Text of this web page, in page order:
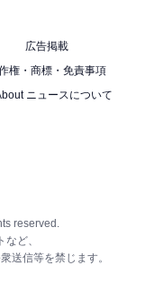
広告掲載
権・商標・免責事項
ニュースについて
reserved.
ど、
送信等を禁じます。